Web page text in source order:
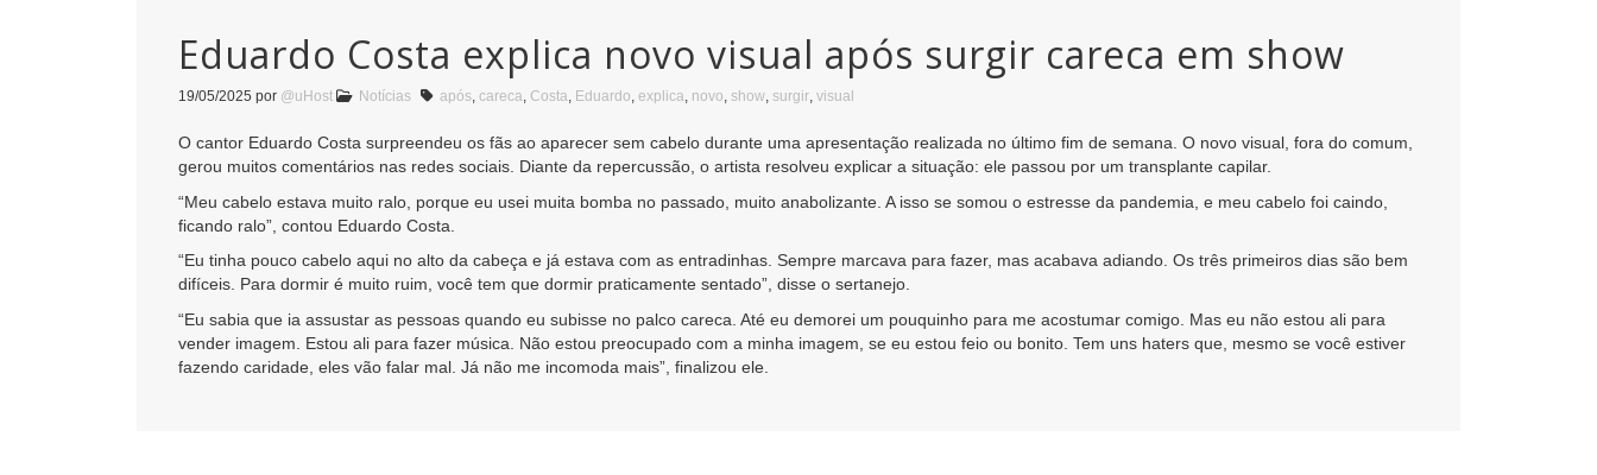
Eduardo Costa explica novo visual após surgir careca em show
19/05/2025 por @uHost Notícias após, careca, Costa, Eduardo, explica, novo, show, surgir, visual
O cantor Eduardo Costa surpreendeu os fãs ao aparecer sem cabelo durante uma apresentação realizada no último fim de semana. O novo visual, fora do comum,
gerou muitos comentários nas redes sociais. Diante da repercussão, o artista resolveu explicar a situação: ele passou por um transplante capilar.
“Meu cabelo estava muito ralo, porque eu usei muita bomba no passado, muito anabolizante. A isso se somou o estresse da pandemia, e meu cabelo foi caindo,
ficando ralo”, contou Eduardo Costa.
“Eu tinha pouco cabelo aqui no alto da cabeça e já estava com as entradinhas. Sempre marcava para fazer, mas acabava adiando. Os três primeiros dias são bem
difíceis. Para dormir é muito ruim, você tem que dormir praticamente sentado”, disse o sertanejo.
“Eu sabia que ia assustar as pessoas quando eu subisse no palco careca. Até eu demorei um pouquinho para me acostumar comigo. Mas eu não estou ali para
vender imagem. Estou ali para fazer música. Não estou preocupado com a minha imagem, se eu estou feio ou bonito. Tem uns haters que, mesmo se você estiver
fazendo caridade, eles vão falar mal. Já não me incomoda mais”, finalizou ele.